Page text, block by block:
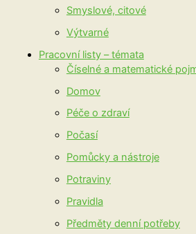
Smyslové, citové
Výtvarné
Pracovní listy – témata
Číselné a matematické
Domov
Péče o zdraví
Počasí
Pomůcky a nástroje
Potraviny
Pravidla
Předměty denní potřeby